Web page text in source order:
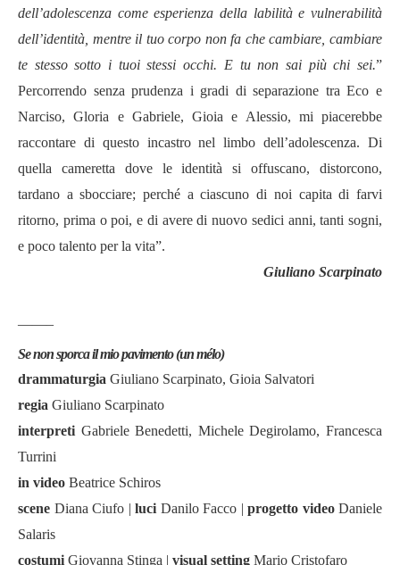
dell’adolescenza come esperienza della labilità e vulnerabilità
dell’identità, mentre il tuo corpo non fa che cambiare, cambiare
te stesso sotto i tuoi stessi occhi. E tu non sai più chi sei.”
Percorrendo senza prudenza i gradi di separazione tra Eco e
Narciso, Gloria e Gabriele, Gioia e Alessio, mi piacerebbe
raccontare di questo incastro nel limbo dell’adolescenza. Di
quella cameretta dove le identità si offuscano, distorcono,
tardano a sbocciare; perché a ciascuno di noi capita di farvi
ritorno, prima o poi, e di avere di nuovo sedici anni, tanti sogni,
e poco talento per la vita”.
Giuliano Scarpinato
——–
Se non sporca il mio pavimento (un mélo)
drammaturgia Giuliano Scarpinato, Gioia Salvatori
regia Giuliano Scarpinato
interpreti Gabriele Benedetti, Michele Degirolamo, Francesca
Turrini
in video Beatrice Schiros
scene Diana Ciufo | luci Danilo Facco | progetto videoDaniele
Salaris
costumi Giovanna Stinga | visual setting Mario Cristofaro